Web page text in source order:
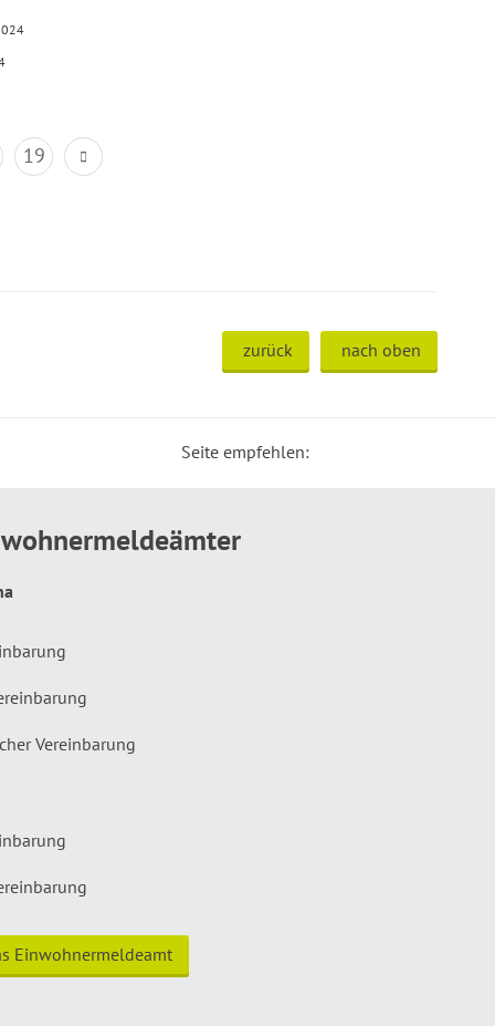
19
zurück nach oben
Seite empfehlen:
Vereinbarung
Einwohnermeldeamt